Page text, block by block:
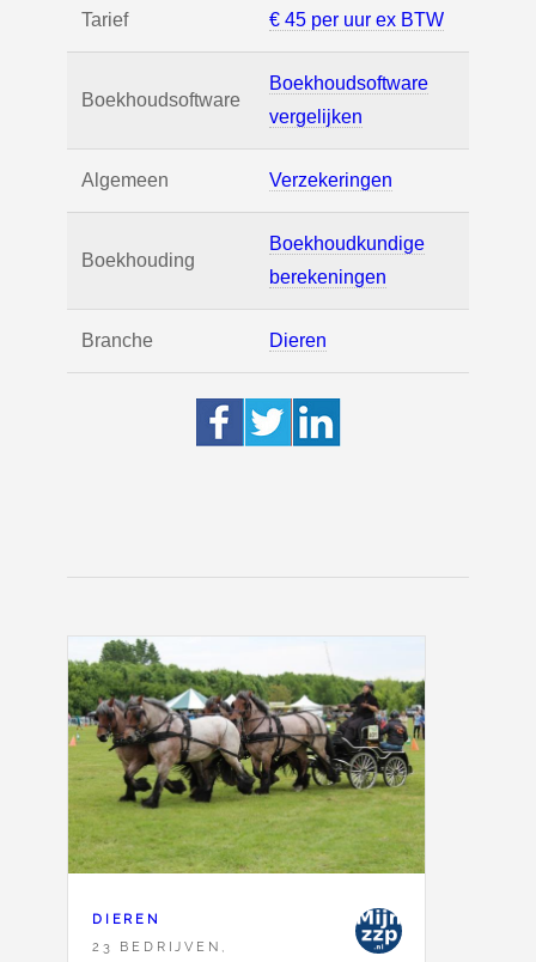
Tarief € 45 per uur ex BTW
Boekhoudsoftware
Boekhoudsoftware
vergelijken
Algemeen Verzekeringen
Boekhouding
Boekhoudkundige
berekeningen
Branche Dieren
DIEREN
23 BEDRIJVEN,